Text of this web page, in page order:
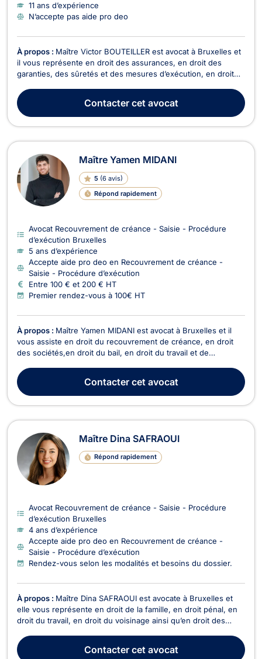
11 ans d’expérience
N’accepte pas aide pro deo
À propos : Maître Victor BOUTEILLER est avocat à Bruxelles et
il vous représente en droit des assurances, en droit des
garanties, des sûretés et des mesures d’exécution, en droit
vente. Victor BOUTEILLER vous assiste en droit des
assurances pour assurer le règlement de vos...
Contactercet avocat
Maître Yamen MIDANI
5 (6 avis)
Répond rapidement
Avocat Recouvrement de créance - Saisie - Procédure
d’exécution Bruxelles
5 ans d’expérience
Accepte aide pro deo en Recouvrement de créance -
Saisie - Procédure d’exécution
Entre 100 € et 200 € HT
Premier rendez-vous à 100€ HT
À propos : Maître Yamen MIDANI est avocat à Bruxelles et il
vous assiste en droit du recouvrement de créance, en droit
des sociétés,en droit du bail, en droit du travail et de
et de la concurrence. Il peut vous recevoir ou vous conseiller
en appel/visioconférence. Pour ce...
Contactercet avocat
Maître Dina SAFRAOUI
Répond rapidement
Avocat Recouvrement de créance - Saisie - Procédure
d’exécution Bruxelles
4 ans d’expérience
Accepte aide pro deo en Recouvrement de créance -
Saisie - Procédure d’exécution
Rendez-vous selon les modalités et besoins du dossier.
À propos : Maître Dina SAFRAOUI est avocate à Bruxelles et
elle vous représente en droit de la famille, en droit pénal, en
droit du travail, en droit du voisinage ainsi qu’en droit des
SAFRAOUI conseille et représente ses clients dans les affaires
relatives au divorce...Contactercet avocat